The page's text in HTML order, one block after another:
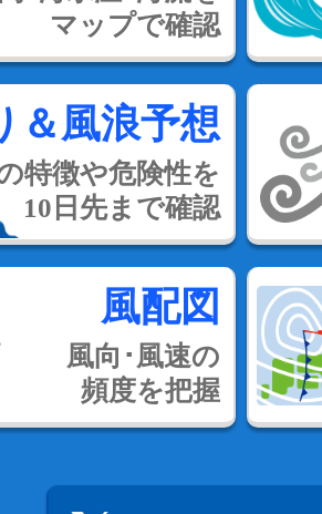
マップで確認
＆風浪予想
特徴や危険性を
10日先まで確認
風配図
風向･風速の
頻度を把握